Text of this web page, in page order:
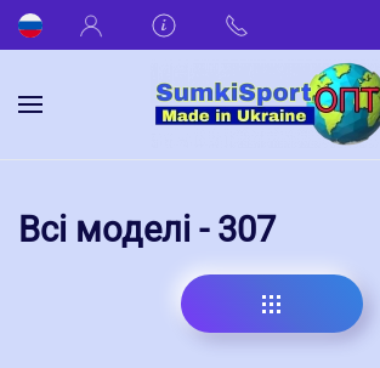
Всі моделі - 307